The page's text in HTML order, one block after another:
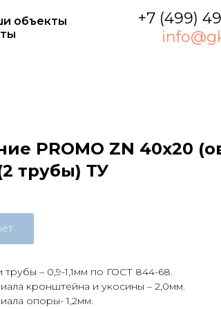
объекты
+7 (499)
PROMO ZN 40x20
трубы) ТУ
трубы – 0,9-1,1мм по ГОСТ 844-68.
кронштейна и укосины – 2,0мм.
опоры- 1,2мм.